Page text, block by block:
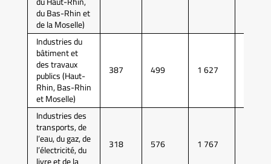
du Bas-Rhin et
de la Moselle)
Industries du
bâtiment et
des travaux
publics (Haut-
Rhin, Bas-Rhin
et Moselle)
387 499 1 627
Industries des
transports, de
l’eau, du gaz, de
l’électricité, du 318 576 1 767